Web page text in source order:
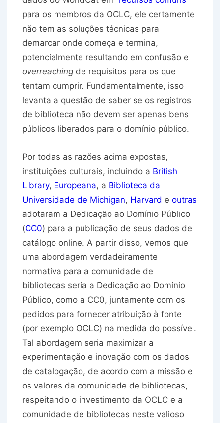
para os membros da OCLC, ele certamente
não tem as soluções técnicas para
demarcar onde começa e termina,
potencialmente resultando em confusão e
overreaching de requisitos para os que
tentam cumprir. Fundamentalmente, isso
levanta a questão de saber se os registros
de biblioteca não devem ser apenas bens
públicos liberados para o domínio público.
Por todas as razões acima expostas,
instituições culturais, incluindo a British
Library, Europeana, a Biblioteca da
Universidade de Michigan, Harvard e outras
adotaram a Dedicação ao Domínio Público
(CC0) para a publicação de seus dados de
catálogo online. A partir disso, vemos que
uma abordagem verdadeiramente
normativa para a comunidade de
bibliotecas seria a Dedicação ao Domínio
Público, como a CC0, juntamente com os
pedidos para fornecer atribuição à fonte
(por exemplo OCLC) na medida do possível.
Tal abordagem seria maximizar a
experimentação e inovação com os dados
de catalogação, de acordo com a missão e
os valores da comunidade de bibliotecas,
respeitando o investimento da OCLC e a
comunidade de bibliotecas neste valioso